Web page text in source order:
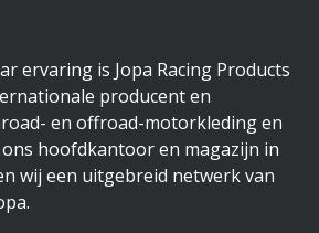
ervaring is Jopa Racing Products
producent en
en offroad-motorkleding en
ons hoofdkantoor en magazijn in
wij een uitgebreid netwerk van